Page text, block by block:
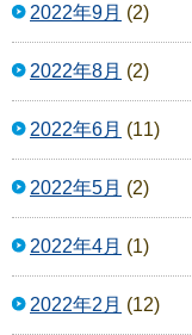
2022年9月 (2)
2022年8月 (2)
2022年6月 (11)
2022年5月 (2)
2022年4月 (1)
2022年2月 (12)